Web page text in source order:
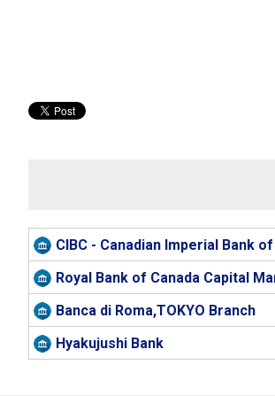
CIBC - Canadian Imperial Bank
Royal Bank of Canada Capital
Banca di Roma,TOKYO Branch
Hyakujushi Bank